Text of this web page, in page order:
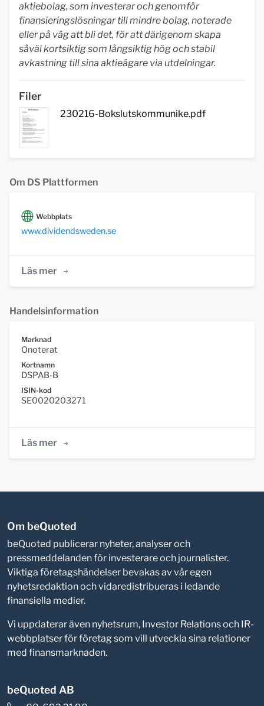
aktiebolag, som investerar och genomför
finansieringslösningar till mindre bolag, noterade
eller på väg att bli det, för att därigenom skapa
såväl kortsiktig som långsiktig hög och stabil
avkastning till sina aktieägare via utdelningar.
Filer
230216-Bokslutskommunike.pdf
Om DS Plattformen
Webbplats
www.dividendsweden.se
Läs mer
Handelsinformation
Marknad
Onoterat
Kortnamn
DSPAB-B
ISIN-kod
SE0020203271
Läs mer
Om beQuoted
beQuoted publicerar nyheter, analyser och
pressmeddelanden för investerare och journalister.
Viktiga företagshändelser bevakas av vår egen
nyhetsredaktion och vidaredistribueras i ledande
finansiella medier.
Vi uppdaterar även nyhetsrum, Investor Relations och IR-
webbplatser för företag som vill utveckla sina relationer
med finansmarknaden.
beQuoted AB